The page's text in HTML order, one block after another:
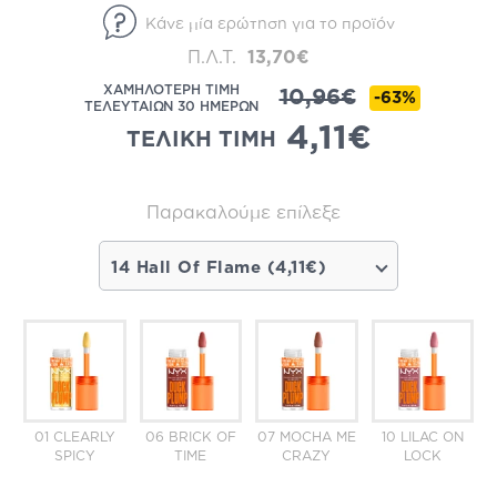
Κάνε μία ερώτηση για το προϊόν
Π.Λ.Τ. 13,70€
ΧΑΜΗΛΟΤΕΡΗ ΤΙΜΗ
ΤΕΛΕΥΤΑΙΩΝ 30 ΗΜΕΡΩΝ
10,96€ -63%
ΤΕΛΙΚΗ ΤΙΜΗ 4,11€
Παρακαλούμε επίλεξε
14 Hall Of Flame (4,11€)
01 CLEARLY
SPICY
06 BRICK OF
TIME
07 MOCHA ME
CRAZY
10 LILAC ON
LOCK